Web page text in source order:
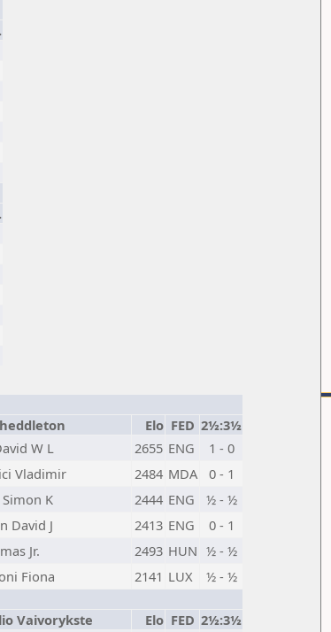
Elo FED 2½:3½
W L 2655 ENG
1 - 0
Vladimir 2484 MDA
0 - 1
K 2444 ENG
½ - ½
David J 2413 ENG
0 - 1
Jr. 2493 HUN ½ - ½
Fiona 2141 LUX
½ - ½
Vaivorykste Elo FED 2½:3½